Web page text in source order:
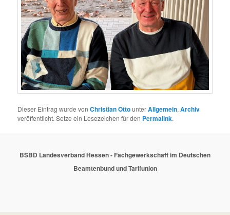
Dieser Eintrag wurde vonChristian OttounterAllgemein,Archiv
veröffentlicht. Setze ein Lesezeichen für den Permalink.
BSBD Landesverband Hessen - Fachgewerkschaft im Deutschen
Beamtenbund und Tarifunion